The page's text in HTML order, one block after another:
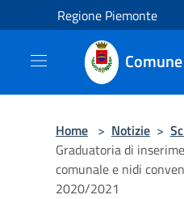
Salta al contenuto principale
Regione Piemonte
Home > Notizie >
Graduatoria di
comunale e nidi
2020/2021